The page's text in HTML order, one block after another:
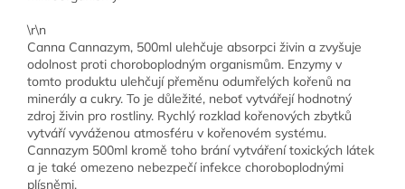
\r\n
Canna Cannazym, 500ml ulehčuje absorpci živin a zvyšuje
odolnost proti choroboplodným organismům. Enzymy v
tomto produktu ulehčují přeměnu odumřelých kořenů na
minerály a cukry. To je důležité, neboť vytvářejí hodnotný
zdroj živin pro rostliny. Rychlý rozklad kořenových zbytků
vytváří vyváženou atmosféru v kořenovém systému.
Cannazym 500ml kromě toho brání vytváření toxických látek
a je také omezeno nebezpečí infekce choroboplodnými
plísněmi.